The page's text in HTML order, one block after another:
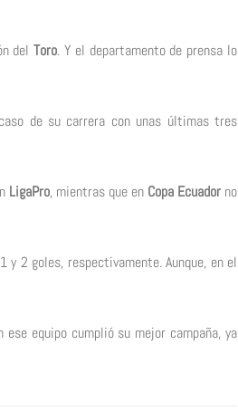
delToro. Y el departamento de prensa lo
de su carrera con unas últimas tres
LigaPro, mientras que enCopa Ecuador no
2 goles, respectivamente. Aunque, en el
equipo cumplió su mejor campaña, ya